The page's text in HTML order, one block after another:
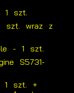
1 szt.
1 szt. wraz z
- 1 szt.
S5731-
1 szt. +